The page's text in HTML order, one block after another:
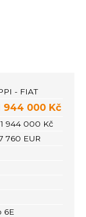
- FIAT
944 000 Kč
1 944 000 Kč
760 EUR
6E